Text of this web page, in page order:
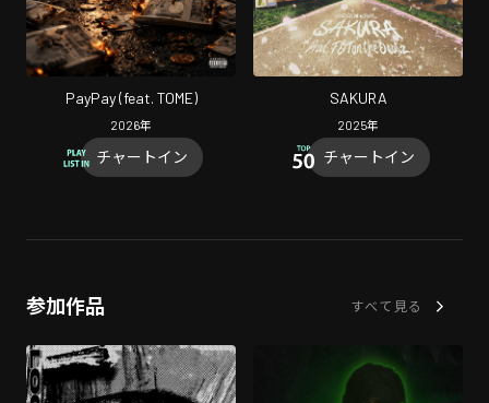
PayPay (feat. TOME)
2026年
チャートイン
SAKURA
2025年
チャートイン
参加作品 すべて見る